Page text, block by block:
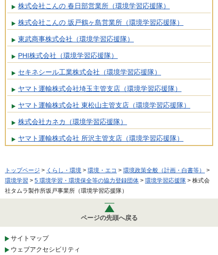
株式会社こんの 春日部営業所（環境学習応援隊）
株式会社こんの 坂戸鶴ヶ島営業所（環境学習応援隊）
東武商事株式会社（環境学習応援隊）
PHI株式会社（環境学習応援隊）
セキネシール工業株式会社（環境学習応援隊）
ヤマト運輸株式会社埼玉主管支店（環境学習応援隊）
ヤマト運輸株式会社 東松山主管支店（環境学習応援隊）
株式会社カネカ（環境学習応援隊）
ヤマト運輸株式会社 所沢主管支店（環境学習応援隊）
トップページ > くらし・環境 > 環境・エコ > 環境政策全般（計画・白書等）
>
環境学習 > 5 環境学習・環境保全等の協力登録団体 > 環境学習応援隊 > 株式会
社タムラ製作所坂戸事業所（環境学習応援隊）
ページの先頭へ戻る
サイトマップ
ウェブアクセシビリティ